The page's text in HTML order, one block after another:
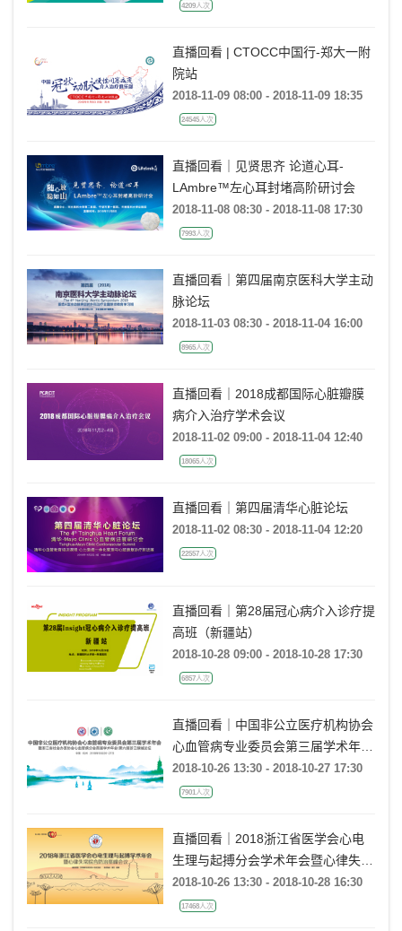
4209人次
直播回看 | CTOCC中国行-郑大一附
院站
2018-11-09 08:00 - 2018-11-09 18:35
24545人次
直播回看｜见贤思齐 论道心耳-
LAmbre™左心耳封堵高阶研讨会
2018-11-08 08:30 - 2018-11-08 17:30
7993人次
直播回看｜第四届南京医科大学主动
脉论坛
2018-11-03 08:30 - 2018-11-04 16:00
8965人次
直播回看｜2018成都国际心脏瓣膜
病介入治疗学术会议
2018-11-02 09:00 - 2018-11-04 12:40
18065人次
直播回看｜第四届清华心脏论坛
2018-11-02 08:30 - 2018-11-04 12:20
22557人次
直播回看｜第28届冠心病介入诊疗提
高班（新疆站）
2018-10-28 09:00 - 2018-10-28 17:30
6857人次
直播回看｜中国非公立医疗机构协会
心血管病专业委员会第三届学术年
会/暨浙江省社会办医协会心血管病
分会首届学术年会/第六届浙江绿城
2018-10-26 13:30 - 2018-10-27 17:30
7901人次
直播回看｜2018浙江省医学会心电
生理与起搏分会学术年会暨心律失常
综合防治高峰会议
2018-10-26 13:30 - 2018-10-28 16:30
17468人次